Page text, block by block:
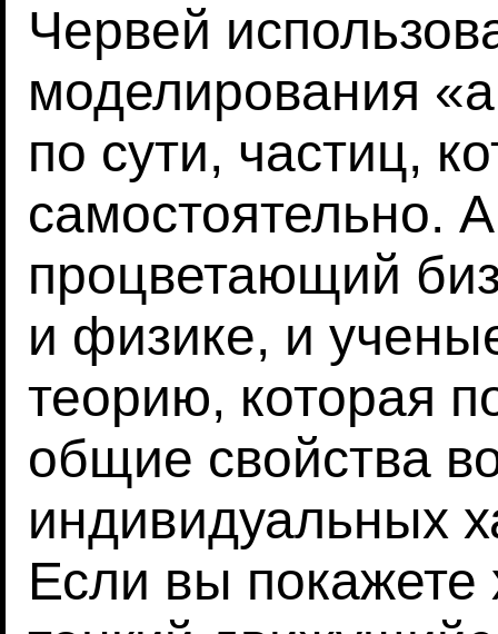
Червей
моделирования
по сути, частиц,
самостоятельно.
процветающий
и физике, и
теорию, которая
общие свойства
индивидуальных
Если вы